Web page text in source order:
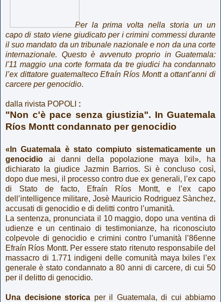
Per la prima volta nella storia un un
capo di stato viene giudicato per i crimini commessi durante
il suo mandato da un tribunale nazionale e non da una corte
internazionale. Questo è avvenuto proprio in Guatemala:
l'11 maggio una corte formata da tre giudici ha condannato
l’ex dittatore guatemalteco Efraín Ríos Montt a ottant’anni di
carcere per genocidio.
dalla rivista POPOLI :
"Non c'è pace senza giustizia". In Guatemala
Ríos Montt condannato per genocidio
«In Guatemala è stato compiuto sistematicamente un
genocidio ai danni della popolazione maya Ixil», ha
dichiarato la giudice Jazmin Barrios. Si è concluso così,
dopo due mesi, il processo contro due ex generali, l’ex capo
di Stato de facto, Efraín Ríos Montt, e l’ex capo
dell’intelligence militare, Josè Mauricio Rodriguez Sànchez,
accusati di genocidio e di delitti contro l’umanità.
La sentenza, pronunciata il 10 maggio, dopo una ventina di
udienze e un centinaio di testimonianze, ha riconosciuto
colpevole di genocidio e crimini contro l’umanità l’86enne
Efraín Ríos Montt. Per essere stato ritenuto responsabile del
massacro di 1.771 indigeni delle comunità maya Ixiles l’ex
generale è stato condannato a 80 anni di carcere, di cui 50
per il delitto di genocidio.
Una decisione storica per il Guatemala, di cui abbiamo